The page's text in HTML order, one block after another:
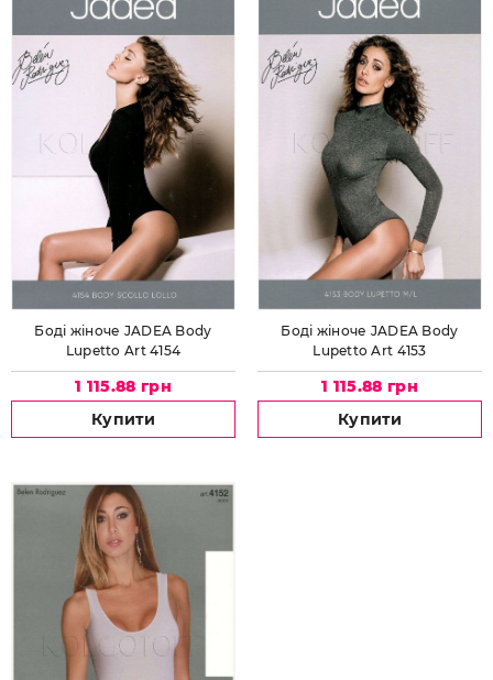
Боді жіноче JADEA Body
Lupetto Art 4154
1 115.88 грн
Купити
Боді жіноче JADEA Body
Lupetto Art 4153
1 115.88 грн
Купити